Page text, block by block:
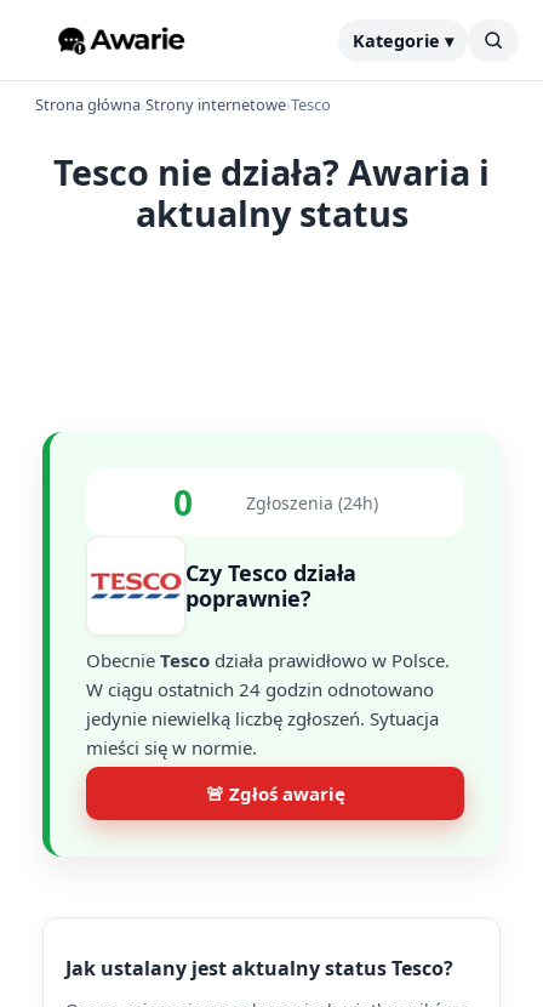
Kategorie ▾
Strona główna›Strony internetowe›Tesco
Tesco nie działa? Awaria i
aktualny status
0 Zgłoszenia (24h)
Czy Tesco działa
poprawnie?
Obecnie Tesco działa prawidłowo w Polsce.
W ciągu ostatnich 24 godzin odnotowano
jedynie niewielką liczbę zgłoszeń. Sytuacja
mieści się w normie.
🚨 Zgłoś awarię
Jak ustalany jest aktualny status Tesco?